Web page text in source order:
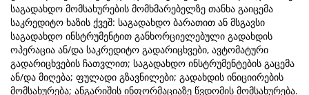
საგადახდო მომსახურების მომხმარებელზე თანხა გაიცემა
საკრედიტო ხაზის ქვეშ: საგადახდო ბარათით ან მსგავსი
საგადახდო ინსტრუმენტით განხორციელებული გადახდის
ოპერაცია ან/და საკრედიტო გადარიცხვები, ავტომატური
გადარიცხვების ჩათვლით; საგადახდო ინსტრუმენტების გაცემა
ან/და მიღება; ფულადი გზავნილები; გადახდის ინიციირების
მომსახურება; ანგარიშის ინფორმაციაზე წვდომის მომსახურება.